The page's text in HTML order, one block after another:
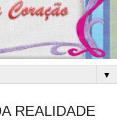
▼
REALIDADE